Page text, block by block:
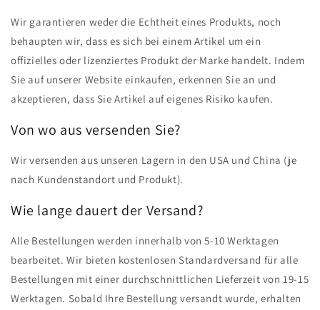
Wir garantieren weder die Echtheit eines Produkts, noch
behaupten wir, dass es sich bei einem Artikel um ein
offizielles oder lizenziertes Produkt der Marke handelt. Indem
Sie auf unserer Website einkaufen, erkennen Sie an und
akzeptieren, dass Sie Artikel auf eigenes Risiko kaufen.
Von wo aus versenden Sie?
Wir versenden aus unseren Lagern in den USA und China (je
nach Kundenstandort und Produkt).
Wie lange dauert der Versand?
Alle Bestellungen werden innerhalb von 5-10 Werktagen
bearbeitet. Wir bieten kostenlosen Standardversand für alle
Bestellungen mit einer durchschnittlichen Lieferzeit von 19-15
Werktagen. Sobald Ihre Bestellung versandt wurde, erhalten